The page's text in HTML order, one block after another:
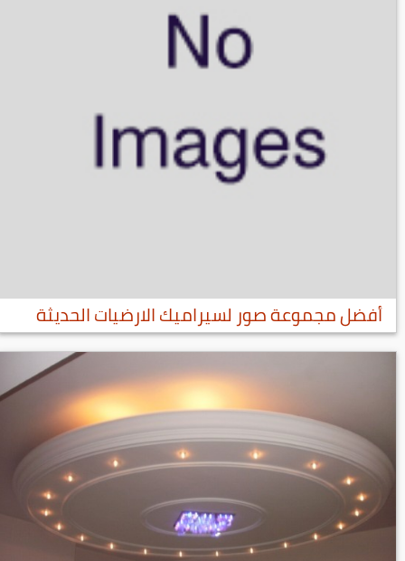
أفضل مجموعة صور لسيراميك الارضيات الحديثة